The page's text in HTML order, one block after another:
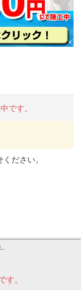
です。
。
ださい。
[デスクトップ]